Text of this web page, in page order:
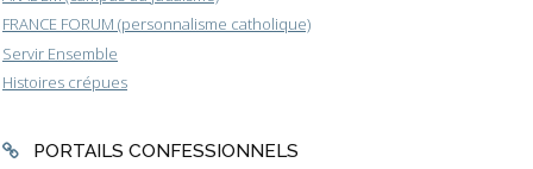
FRANCE FORUM (personnalisme catholique)
Servir Ensemble
Histoires crépues
PORTAILS CONFESSIONNELS